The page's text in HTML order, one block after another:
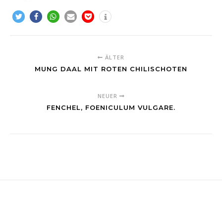
ÄLTER
MUNG DAAL MIT ROTEN CHILISCHOTEN
NEUER
FENCHEL, FOENICULUM VULGARE.